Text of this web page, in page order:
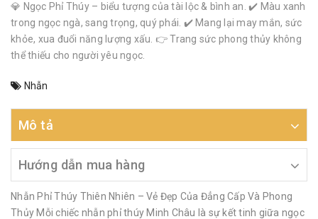
💎 Ngọc Phỉ Thúy – biểu tượng của tài lộc & bình an. ✔️ Màu xanh
trong ngọc ngà, sang trọng, quý phái. ✔️ Mang lại may mắn, sức
khỏe, xua đuổi năng lượng xấu. 👉 Trang sức phong thủy không
thể thiếu cho người yêu ngọc.
Nhẫn
Mô tả
Hướng dẫn mua hàng
Nhẫn Phỉ Thúy Thiên Nhiên – Vẻ Đẹp Của Đẳng Cấp Và Phong
Thủy Mỗi chiếc nhẫn phỉ thúy Minh Châu là sự kết tinh giữa ngọc